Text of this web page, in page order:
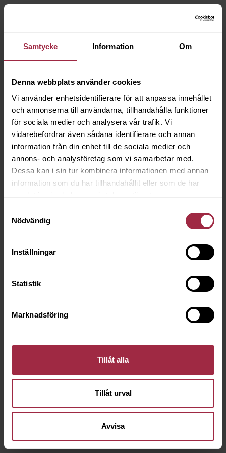
Samtycke Information Om
Denna webbplats använder cookies
Vi använder enhetsidentifierare för att anpassa innehållet
och annonserna till användarna, tillhandahålla funktioner
för sociala medier och analysera vår trafik. Vi
vidarebefordrar även sådana identifierare och annan
information från din enhet till de sociala medier och
annons- och analysföretag som vi samarbetar med.
Dessa kan i sin tur kombinera informationen med annan
information som du har tillhandahållit eller som de har
Nödvändig
Inställningar
Statistik
Marknadsföring
Tillåt alla
Tillåt urval
Avvisa